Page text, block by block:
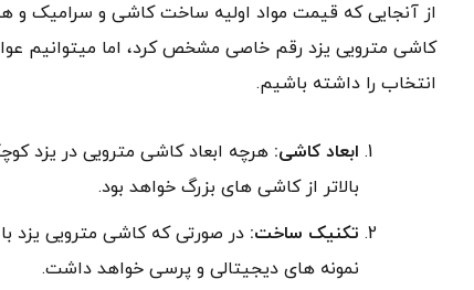
از آنجایی که قیمت مواد اولیه ساخت کاشی و سرامیک
کاشی مترویی یزد رقم خاصی مشخص کرد، اما میتوانیم
انتخاب را داشته باشیم.
ابعاد کاشی: هرچه ابعاد کاشی مترویی در یزد
بالاتر از کاشی های بزرگ خواهد بود.
تکنیک ساخت: در صورتی که کاشی مترویی یزد
نمونه های دیجیتالی و پرسی خواهد داشت.